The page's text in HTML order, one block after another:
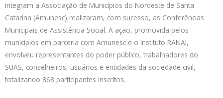
integram a Associação de Municípios do Nordeste de Santa
Catarina (Amunesc) realizaram, com sucesso, as Conferências
Municipais de Assistência Social. A ação, promovida pelos
municípios em parceria com Amunesc e o Instituto RANAI,
envolveu representantes do poder público, trabalhadores do
SUAS, conselheiros, usuários e entidades da sociedade civil,
totalizando 868 participantes inscritos.